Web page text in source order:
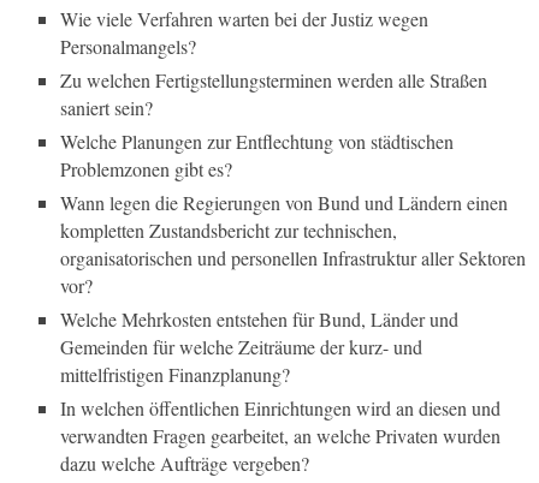
Wie viele Verfahren warten bei der Justiz wegen
Personalmangels?
Zu welchen Fertigstellungsterminen werden alle Straßen
saniert sein?
Welche Planungen zur Entflechtung von städtischen
Problemzonen gibt es?
Wann legen die Regierungen von Bund und Ländern einen
kompletten Zustandsbericht zur technischen,
organisatorischen und personellen Infrastruktur aller Sektoren
vor?
Welche Mehrkosten entstehen für Bund, Länder und
Gemeinden für welche Zeiträume der kurz- und
mittelfristigen Finanzplanung?
In welchen öffentlichen Einrichtungen wird an diesen und
verwandten Fragen gearbeitet, an welche Privaten wurden
dazu welche Aufträge vergeben?